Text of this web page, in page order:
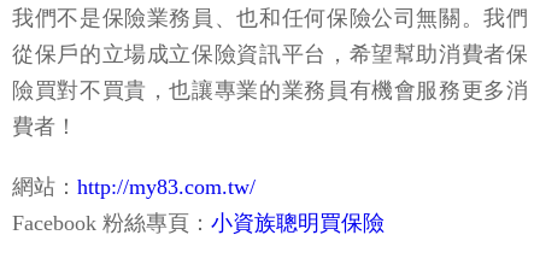
我們不是保險業務員、也和任何保險公司無關。我們
從保戶的立場成立保險資訊平台，希望幫助消費者保
險買對不買貴，也讓專業的業務員有機會服務更多消
費者！
網站： http://my83.com.tw/
Facebook 粉絲專頁： 小資族聰明買保險